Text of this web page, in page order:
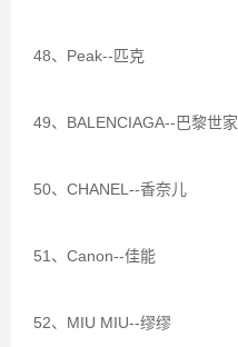
48、Peak--匹克
49、BALENCIAGA--巴黎世家
50、CHANEL--香奈儿
51、Canon--佳能
52、MIU MIU--缪缪